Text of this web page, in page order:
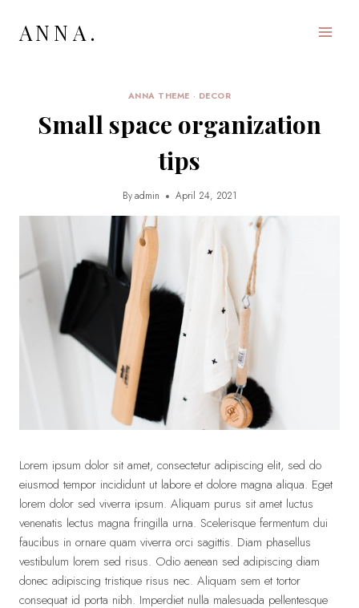
ANNA.
ANNA THEME · DECOR
Small space organization
tips
Byadmin April 24, 2021
Lorem ipsum dolor sit amet, consectetur adipiscing elit, sed do
eiusmod tempor incididunt ut labore et dolore magna aliqua. Eget
lorem dolor sed viverra ipsum. Aliquam purus sit amet luctus
venenatis lectus magna fringilla urna. Scelerisque fermentum dui
faucibus in ornare quam viverra orci sagittis. Diam phasellus
vestibulum lorem sed risus. Odio aenean sed adipiscing diam
donec adipiscing tristique risus nec. Aliquam sem et tortor
consequat id porta nibh. Imperdiet nulla malesuada pellentesque